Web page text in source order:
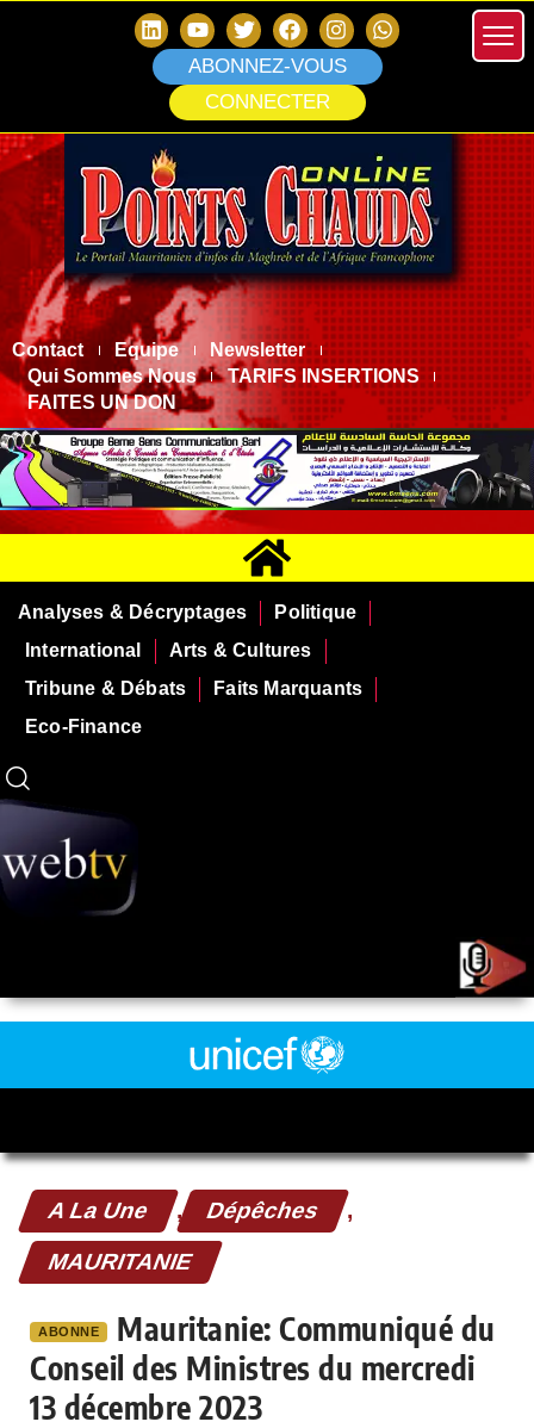
ABONNEZ-VOUS
CONNECTER
Contact Equipe
Newsletter
Qui Sommes Nous
TARIFS INSERTIONS
FAITES UN DON
Analyses & Décryptages
Politique
International
Arts & Cultures
Tribune & Débats
Faits Marquants
Eco-Finance
A La Une , Dépêches ,
MAURITANIE
ABONNE
Mauritanie: Communiqué du
Conseil des Ministres du mercredi
13 décembre 2023